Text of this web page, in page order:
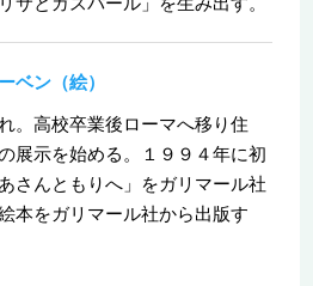
ベン（絵）
。高校卒業後ローマへ移り住
展示を始める。１９９４年に初
さんともりへ」をガリマール社
本をガリマール社から出版す